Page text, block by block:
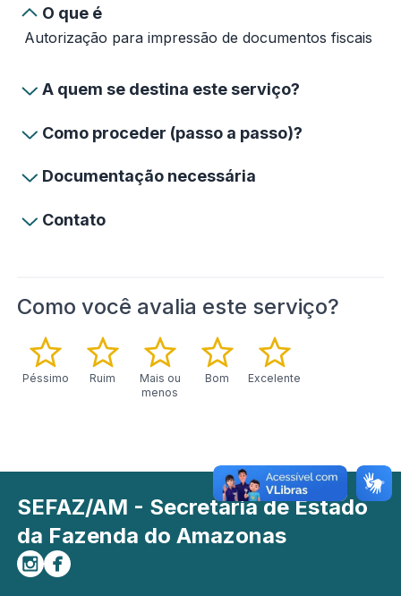
O que é
Autorização para impressão de documentos fiscais
A quem se destina este serviço?
Como proceder (passo a passo)?
Documentação necessária
Contato
Como você avalia este serviço?
Péssimo Ruim
Mais ou
menos
Bom Excelente
SEFAZ/AM - Secretaria de Estado
da Fazenda do Amazonas
Siga-nos no Instagram
Curta-nos no Facebook